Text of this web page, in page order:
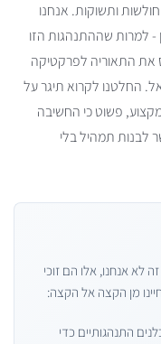
ותשוקות. אנחנו
- למרות שההתנהגות הזו
את התאוריה לפרקטיקה
החלטנו לקרוא תיגר על
פשוט כי החשיבה
לבנות תמהיל בלי
לא אנחנו, אלו הם זוכי
מן הקצה אל הקצה:
התנהגותיים כדי